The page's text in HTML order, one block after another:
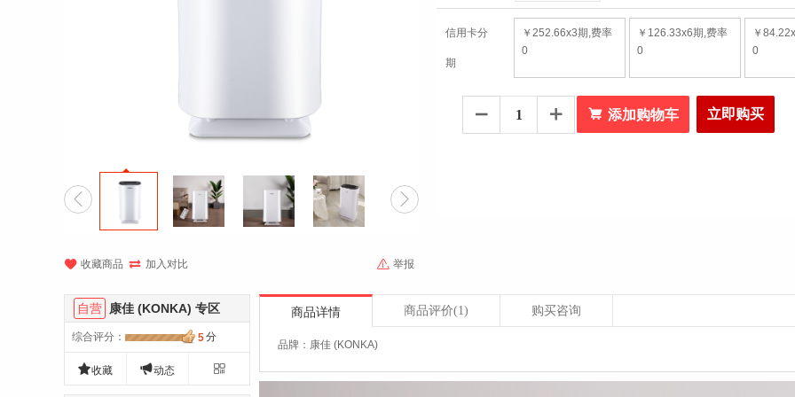
 
 收藏商品  加入对比  举报
信用卡分
期
￥252.66x3期,费率
0
￥126.33x6期,费率
0
￥
0
   添加购物车 立即购买
商品详情 商品评价(1) 购买咨询
品牌：康佳 (KONKA)
自营 康佳 (KONKA) 专区
综合评分 ： 5分
收藏 动态 